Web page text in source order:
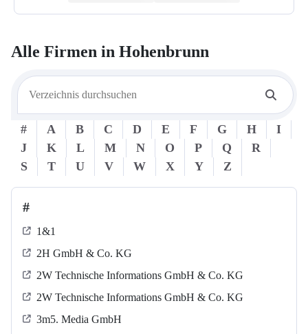
Alle Firmen in Hohenbrunn
# A B C D E F G H
I
J
K L M N O P Q
R
S
T U V W X Y Z
#
1&1
2H GmbH & Co. KG
2W Technische Informations GmbH & Co. KG
2W Technische Informations GmbH & Co. KG
3m5. Media GmbH